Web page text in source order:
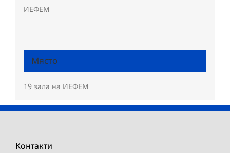
ИЕФЕМ
Място
19 зала на ИЕФЕМ
Контакти